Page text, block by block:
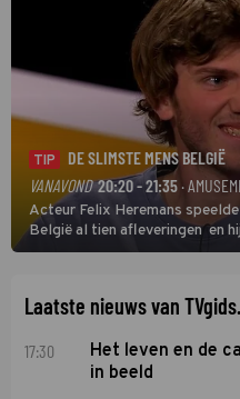
TIP
DE SLIMSTE MENS BELGIË
VANAVOND 20:20 - 21:35·
Acteur Felix Heremans
België al tien afleveringen en
deze seizoensfinale. En er is
Laatste nieuws van
17:30
Het leven en de
in beeld